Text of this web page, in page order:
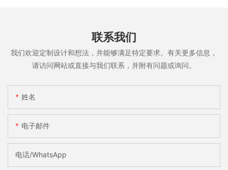
联系我们
我们欢迎定制设计和想法，并能够满足特定要求。有关更多信息，
请访问网站或直接与我们联系，并附有问题或询问。
姓名
电子邮件
电话/WhatsApp